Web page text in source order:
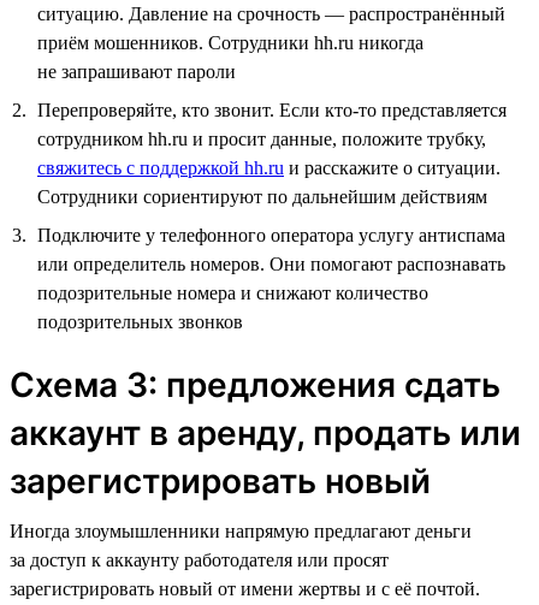
ситуацию. Давление на срочность — распространённый
приём мошенников. Сотрудники hh.ru никогда
не запрашивают пароли
Перепроверяйте, кто звонит. Если кто-то представляется
сотрудником hh.ru и просит данные, положите трубку,
свяжитесь с поддержкой hh.ru и расскажите о ситуации.
Сотрудники сориентируют по дальнейшим действиям
Подключите у телефонного оператора услугу антиспама
или определитель номеров. Они помогают распознавать
подозрительные номера и снижают количество
подозрительных звонков
Схема 3: предложения сдать
аккаунт в аренду, продать или
зарегистрировать новый
Иногда злоумышленники напрямую предлагают деньги
за доступ к аккаунту работодателя или просят
зарегистрировать новый от имени жертвы и с её почтой.